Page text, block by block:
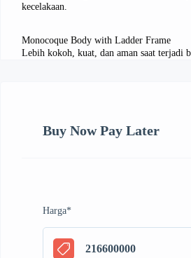
kecelakaan.
Monocoque Body with Ladder Frame
Lebih kokoh, kuat, dan aman saat terjadi
Buy Now Pay Later
Harga*